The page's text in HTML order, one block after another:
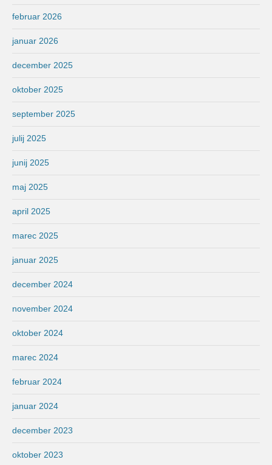
februar 2026
januar 2026
december 2025
oktober 2025
september 2025
julij 2025
junij 2025
maj 2025
april 2025
marec 2025
januar 2025
december 2024
november 2024
oktober 2024
marec 2024
februar 2024
januar 2024
december 2023
oktober 2023